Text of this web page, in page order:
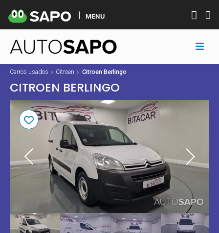
MENU
Carros usados Citroen Citroen Berlingo
CITROEN BERLINGO